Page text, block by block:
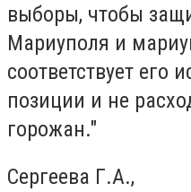
выборы, чтобы
Мариуполя и
соответствует его
позиции и не
горожан."
Сергеева Г.А.,